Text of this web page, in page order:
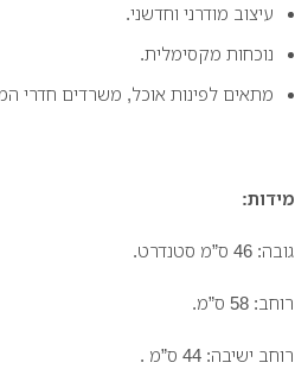
עיצוב מודרני וחדשני.
נוכחות מקסימלית.
מתאים לפינות אוכל, משרדים חדרי
מידות:
גובה: 46 ס”מ סטנדרט.
רוחב: 58 ס”מ.
רוחב ישיבה: 44 ס”מ .